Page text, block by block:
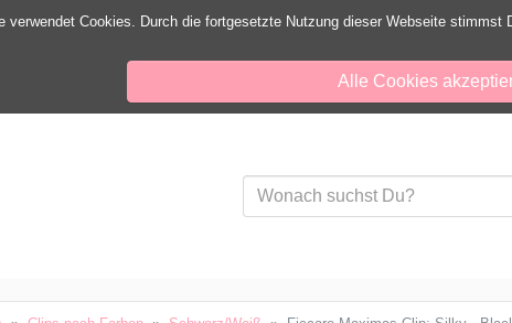
verwendet Cookies. Durch die fortgesetzte Nutzung dieser Webseite
Alle Cookies